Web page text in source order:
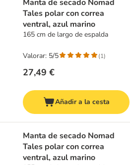
Manta de secado Nomad
Tales polar con correa
ventral, azul marino
165 cm de largo de espalda
27,49 €
Valorar: 5/5 (1)
Añadir a la cesta
Manta de secado Nomad
Tales polar con correa
ventral, azul marino